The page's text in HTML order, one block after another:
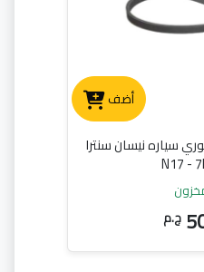
أضف
سير مجموعه دونجل كوري سياره نيسان سنترا
N17 -
ج.م